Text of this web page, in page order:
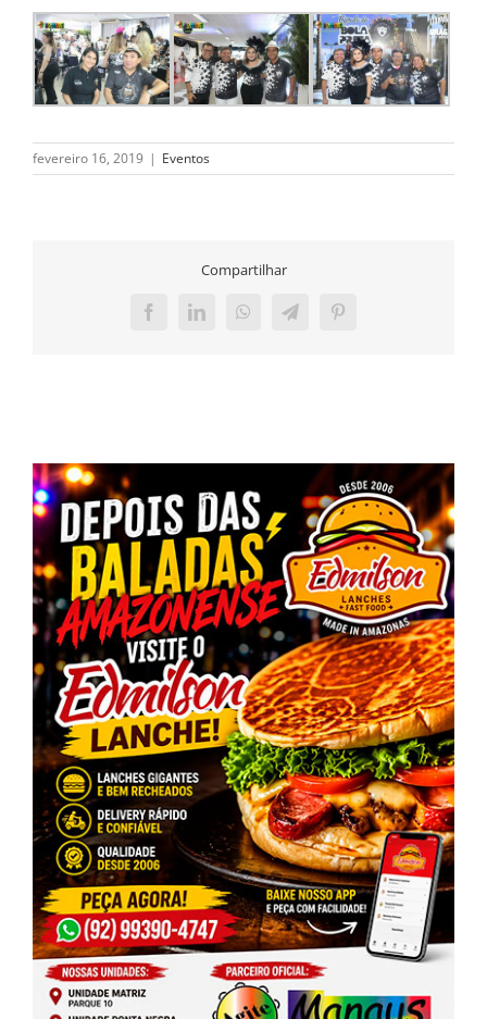
fevereiro 16, 2019 | Eventos
Compartilhar
FacebookLinkedInWhatsAppTelegramPinterest